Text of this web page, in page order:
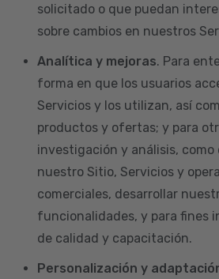
solicitado o que puedan
sobre cambios en nuestros
Analítica y mejoras. Para
forma en que los usuarios
Servicios y los utilizan, así
productos y ofertas; y para
investigación y análisis, como
nuestro Sitio, Servicios y
comerciales, desarrollar
funcionalidades, y para fines
de calidad y capacitación.
Personalización y